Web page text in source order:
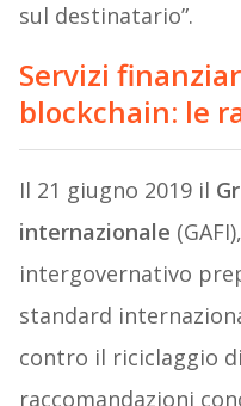
sul destinatario”.
Servizi
blockchain: le
Il 21 giugno 2019 il
internazionale
intergovernativo
standard
contro il riciclaggio
raccomandazioni